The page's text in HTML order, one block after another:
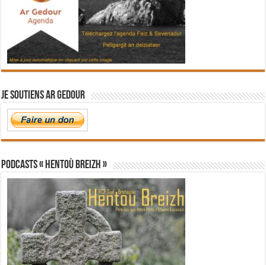
Je soutiens Ar Gedour
PODCASTS « Hentoù Breizh »